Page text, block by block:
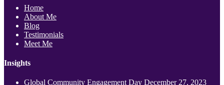
Home
About Me
Blog
Testimonials
Meet Me
Insights
Global Community Engagement Day December 27, 2023